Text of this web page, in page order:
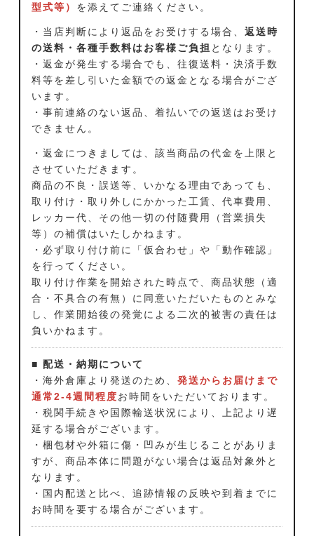
型式等） を添えてご連絡ください。
・当店判断により返品をお受けする場合、 返送時
の送料・各種手数料はお客様ご負担 となります。
・返金が発生する場合でも、往復送料・決済手数
料等を差し引いた金額での返金となる場合がござ
います。
・事前連絡のない返品、着払いでの返送はお受け
できません。
・返金につきましては、該当商品の代金を上限と
させていただきます。
商品の不良・誤送等、いかなる理由であっても、
取り付け・取り外しにかかった工賃、代車費用、
レッカー代、その他一切の付随費用（営業損失
等）の補償はいたしかねます。
・必ず取り付け前に「仮合わせ」や「動作確認」
を行ってください。
取り付け作業を開始された時点で、商品状態（適
合・不具合の有無）に同意いただいたものとみな
し、作業開始後の発覚による二次的被害の責任は
負いかねます。
■ 配送・納期について
・海外倉庫より発送のため、 発送からお届けまで
通常2-4週間程度お時間をいただいております。
・税関手続きや国際輸送状況により、上記より遅
延する場合がございます。
・梱包材や外箱に傷・凹みが生じることがありま
すが、商品本体に問題がない場合は返品対象外と
なります。
・国内配送と比べ、追跡情報の反映や到着までに
お時間を要する場合がございます。